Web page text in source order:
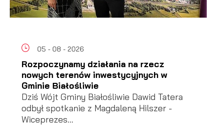
05 - 08 - 2026
Rozpoczynamy działania na rzecz
nowych terenów inwestycyjnych w
Gminie Białośliwie
Dziś Wójt Gminy Białośliwie Dawid Tatera
odbył spotkanie z Magdaleną Hilszer -
Wiceprezes...